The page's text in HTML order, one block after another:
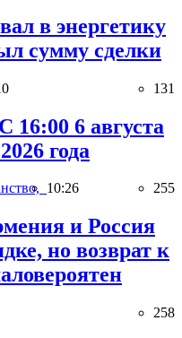
в энергетику
сумму сделки
131
16:00 6 августа
года
10:26 255
и Россия
но возврат к
258